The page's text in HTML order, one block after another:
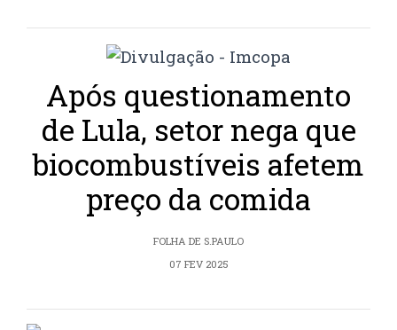
Após questionamento
de Lula, setor nega que
biocombustíveis afetem
preço da comida
FOLHA DE S.PAULO
07 FEV 2025